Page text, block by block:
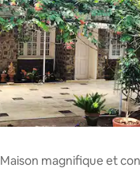
Maison magnifique et